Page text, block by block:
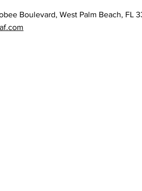
Boulevard, West Palm Beach, FL